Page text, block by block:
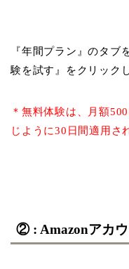
『年間プラン』のタブ
験を試す』をクリック
＊無料体験は、月額
じように30日間適用さ
② : Amazonアカ